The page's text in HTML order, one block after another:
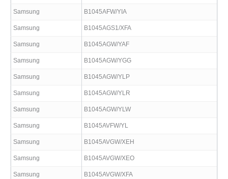
Samsung B1045AFW/YIA
Samsung B1045AGS1/XFA
Samsung B1045AGW/YAF
Samsung B1045AGW/YGG
Samsung B1045AGW/YLP
Samsung B1045AGW/YLR
Samsung B1045AGW/YLW
Samsung B1045AVFW/YL
Samsung B1045AVGW/XEH
Samsung B1045AVGW/XEO
Samsung B1045AVGW/XFA